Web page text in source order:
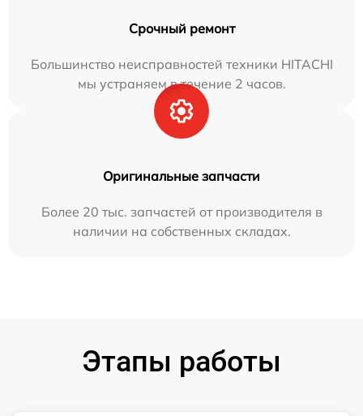
Срочный ремонт
Большинство неисправностей техники HITACHI
мы устраняем в течение 2 часов.
Оригинальные запчасти
Более 20 тыс. запчастей от производителя в
наличии на собственных складах.
Этапы работы